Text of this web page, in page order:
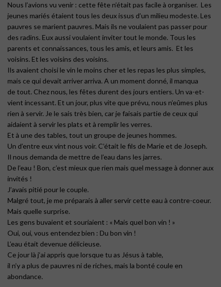
Nous l’avions vu venir : cette fête n’était pas facile à organiser. Les
jeunes mariés étaient tous les deux issus d’un milieu modeste. Les
pauvres se marient pauvres. Mais ils ne voulaient pas passer pour
des radins. Eux aussi voulaient inviter tout le monde. Tous les
parents et connaissances, tous les amis, et leurs amis. Et les
voisins. Et les voisins des voisins.
Ils avaient choisi le vin le moins cher et les repas les plus simples,
mais ce qui devait arriver arriva. A un moment donné, il manqua
de tout. Chez nous, les fêtes durent des jours entiers. Un va-et-
vient incessant. Et un jour, plus vite que prévu, nous n’eûmes plus
rien à servir. Je le sais très bien, car je faisais partie de ceux qui
aidaient à servir les plats et à remplir les verres.
Et à une des tables, tout un groupe de jeunes hommes.
Un d’entre eux vint nous voir. C’était le fils de Marie et de Joseph.
Il nous demanda de mettre de l’eau dans les jarres.
De l’eau ! Bon, c’est mieux que rien mais quel message à donner aux
invités !
J’avais pitié pour le couple.
Malgré tout, je me préparais à aller servir cette eau à contre-coeur.
Mais quelle surprise.
Les gens buvaient et souriaient : « Mais quel bon vin ! »
Oui, oui, vous entendez bien : Du bon vin !
L’eau était devenue délicieuse.
Ce jour là j’ai appris que lorsque tu as Jésus à table,
il n’y a plus de pauvres ni de riches, mais la bonté coule en
abondance.